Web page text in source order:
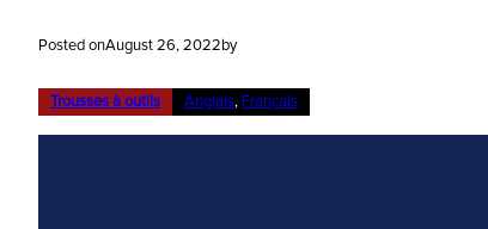
Posted onAugust 26, 2022 by
Trousses à outils Anglais, Français